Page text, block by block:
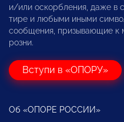
и/или оскорбления, даже в
тире и любыми иными
сообщения, призывающие к
розни.
Вступи в «ОПОРУ»
Об «ОПОРЕ РОССИИ»